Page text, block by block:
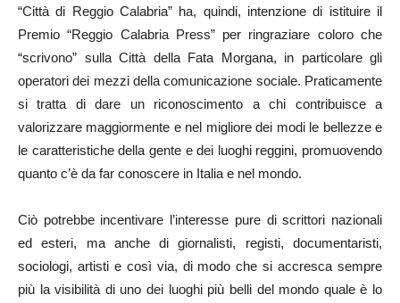
“Città di Reggio Calabria” ha, quindi, intenzione di istituire il
Premio “Reggio Calabria Press” per ringraziare coloro che
“scrivono” sulla Città della Fata Morgana, in particolare gli
operatori dei mezzi della comunicazione sociale. Praticamente
si tratta di dare un riconoscimento a chi contribuisce a
valorizzare maggiormente e nel migliore dei modi le bellezze e
le caratteristiche della gente e dei luoghi reggini, promuovendo
quanto c’è da far conoscere in Italia e nel mondo.
Ciò potrebbe incentivare l’interesse pure di scrittori nazionali
ed esteri, ma anche di giornalisti, registi, documentaristi,
sociologi, artisti e così via, di modo che si accresca sempre
più la visibilità di uno dei luoghi più belli del mondo quale è lo